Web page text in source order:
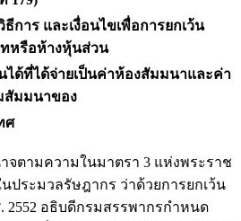
การ และเงื่อนไขเพื่อการยกเว้น
หรือห้างหุ้นส่วน
ได้ที่ได้จ่ายเป็นค่าห้องสัมมนาและค่า
สัมมนาของ
ศ
ามในมาตรา 3 แห่งพระราช
ประมวลรัษฎากร ว่าด้วยการยกเว้น
2552 อธิบดีกรมสรรพากรกำหนด